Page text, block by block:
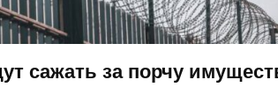
сажать за порчу